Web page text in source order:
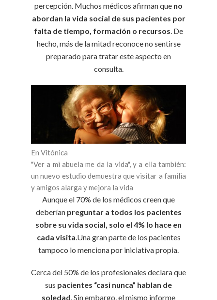
percepción. Muchos médicos afirman que no
abordan la vida social de sus pacientes por
falta de tiempo, formación o recursos. De
hecho, más de la mitad reconoce no sentirse
preparado para tratar este aspecto en
consulta.
En Vitónica
"Ver a mi abuela me da la vida", y a ella también:
un nuevo estudio demuestra que visitar a familia
y amigos alarga y mejora la vida
Aunque el 70% de los médicos creen que
deberían preguntar a todos los pacientes
sobre su vida social, solo el 4% lo hace en
cada visita.Una gran parte de los pacientes
tampoco lo menciona por iniciativa propia.
Cerca del 50% de los profesionales declara que
sus pacientes “casi nunca” hablan de
soledad. Sin embargo, el mismo informe